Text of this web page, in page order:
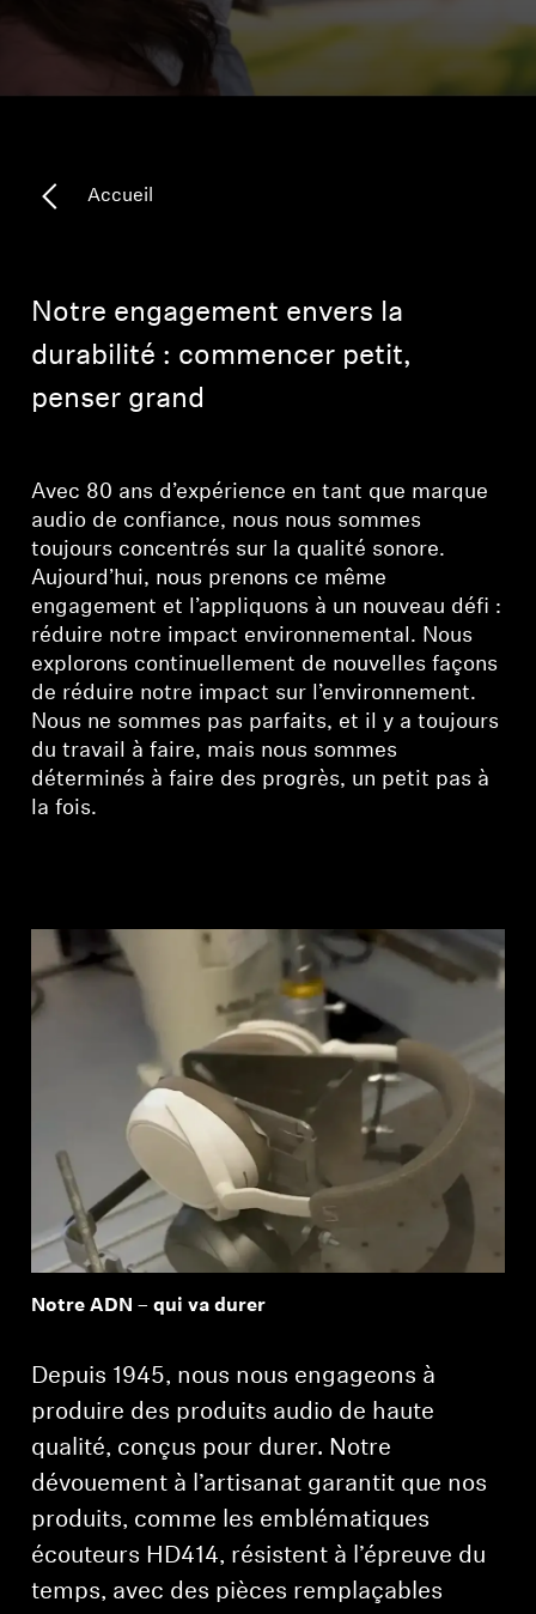
Pièces et accessoires pour écouteurs
L'audition par catégorie
Ressources auditives
Pièces et accessoires d’origine pour l’audition
Barres de son
Barres de son et caissons de graves AMBEO
Découvrez AMBEO
Pièces et accessoires AMBEO
Explorer
Espace sonore
Obtenir de l’aide
Garantie et service
Soutien technique du produit
Professionnelle
Accueil
Notre engagement envers la
durabilité : commencer petit,
penser grand
Avec 80 ans d’expérience en tant que marque
audio de confiance, nous nous sommes
toujours concentrés sur la qualité sonore.
Aujourd’hui, nous prenons ce même
engagement et l’appliquons à un nouveau défi :
réduire notre impact environnemental. Nous
explorons continuellement de nouvelles façons
de réduire notre impact sur l’environnement.
Nous ne sommes pas parfaits, et il y a toujours
du travail à faire, mais nous sommes
déterminés à faire des progrès, un petit pas à
la fois.
Notre ADN – qui va durer
Depuis 1945, nous nous engageons à
produire des produits audio de haute
qualité, conçus pour durer. Notre
dévouement à l’artisanat garantit que nos
produits, comme les emblématiques
écouteurs HD414, résistent à l’épreuve du
temps, avec des pièces remplaçables